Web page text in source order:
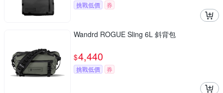
挑戰低價 券
Wandrd ROGUE Sling 6L 斜背包
$4,440
挑戰低價 券